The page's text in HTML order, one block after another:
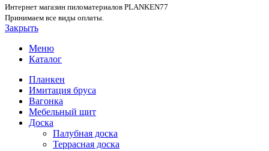
Интернет магазин пиломатериалов PLANKEN77
Принимаем все виды оплаты.
Закрыть
Меню
Каталог
Планкен
Имитация бруса
Вагонка
Мебельный щит
Доска
Палубная доска
Террасная доска